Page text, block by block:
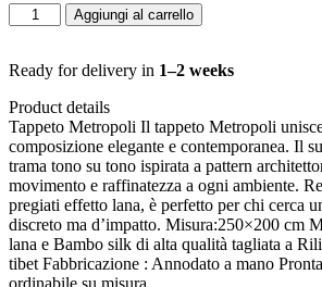
originale
attuale
TAPPETO
METROPOLI
Mis:250x200
quantità
Aggiungi al carrello
Ready for delivery in 1–2 weeks
Product details
Tappeto Metropoli Il tappeto Metropoli
composizione elegante e contemporanea. Il
trama tono su tono ispirata a pattern
movimento e raffinatezza a ogni ambiente.
pregiati effetto lana, è perfetto per chi cerca
discreto ma d’impatto. Misura:250×200 cm
lana e Bambo silk di alta qualità tagliata a
tibet Fabbricazione : Annodato a mano
ordinabile su misura